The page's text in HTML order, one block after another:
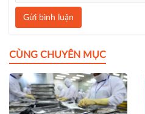
Gửi bình luận
CÙNG CHUYÊN MỤC